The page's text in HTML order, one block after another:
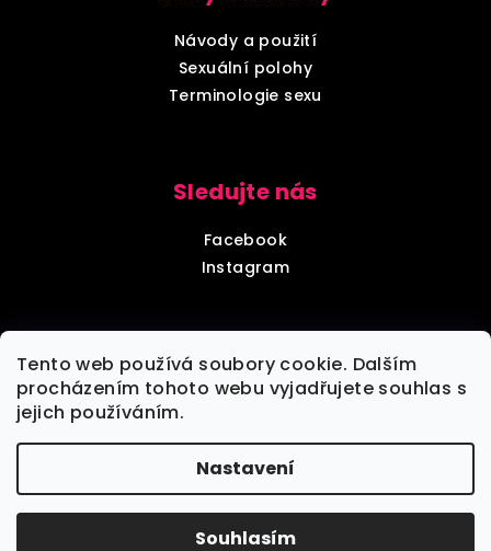
Tento web používá soubory cookie. Dalším
procházením tohoto webu vyjadřujete souhlas s
jejich používáním.
Nastavení
Souhlasím
Návody a použití
Sexuální polohy
Terminologie sexu
Sledujte nás
Facebook
Instagram
Diskrétní balení
Každou objednávku zabalíme tak, aby nebylo poznat,